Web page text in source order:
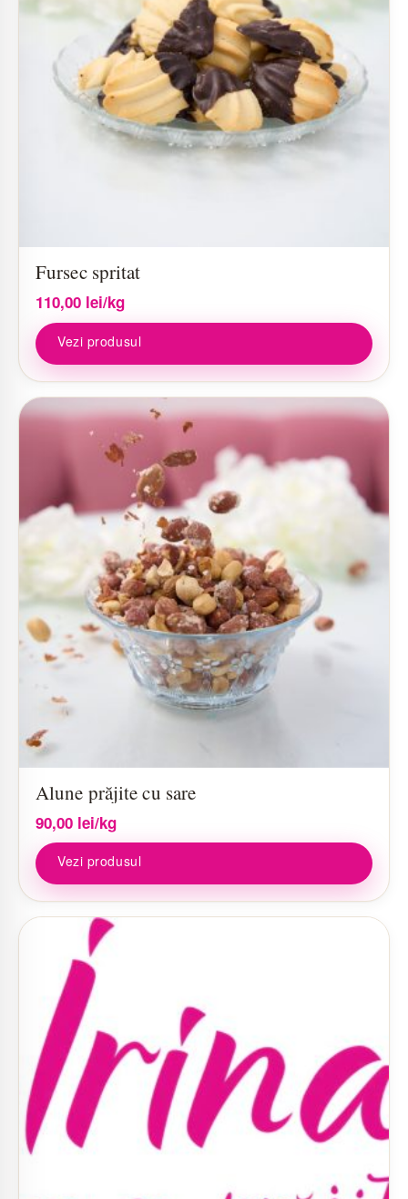
Fursec spritat
110,00 lei/kg
Vezi produsul
Alune prăjite cu sare
90,00 lei/kg
Vezi produsul